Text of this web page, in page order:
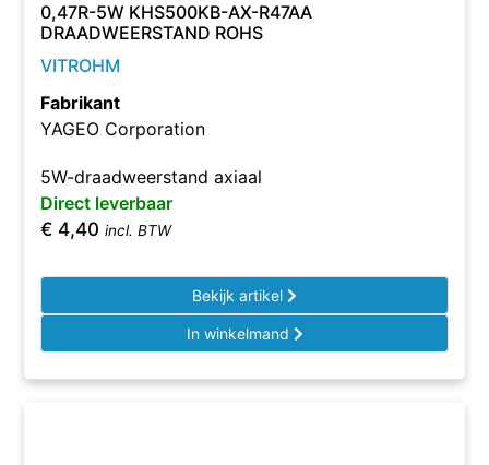
0,47R-5W KHS500KB-AX-R47AA
DRAADWEERSTAND ROHS
VITROHM
Fabrikant
YAGEO Corporation
5W-draadweerstand axiaal
Direct leverbaar
€ 4,40 incl. BTW
Bekijk artikel
In winkelmand